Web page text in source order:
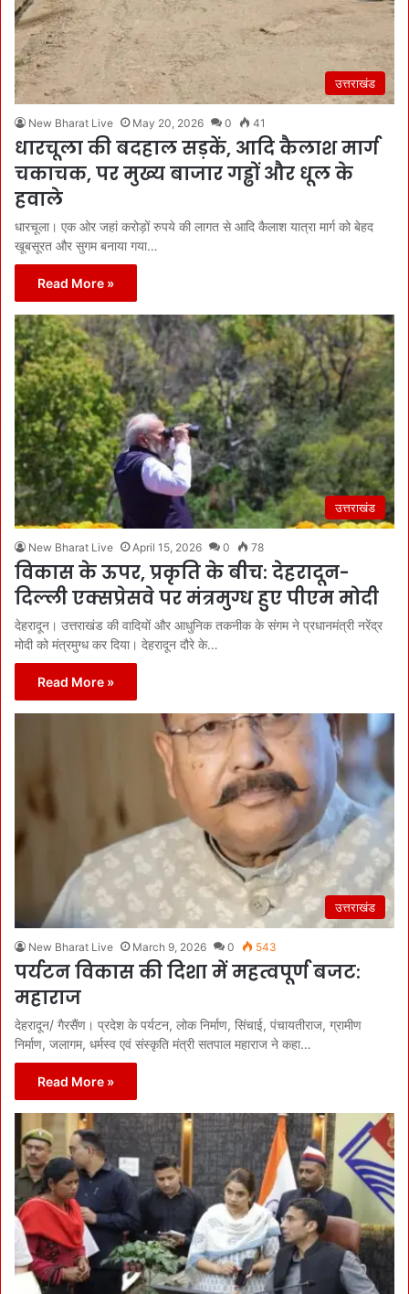
उत्तराखंड
New Bharat Live May 20, 2026 0 41
धारचूला की बदहाल सड़कें, आदि कैलाश मार्ग
चकाचक, पर मुख्य बाजार गड्ढों और धूल के
हवाले
धारचूला। एक ओर जहां करोड़ों रुपये की लागत से आदि कैलाश यात्रा मार्ग को बेहद
खूबसूरत और सुगम बनाया गया…
Read More »
उत्तराखंड
New Bharat Live April 15, 2026 0 78
विकास के ऊपर, प्रकृति के बीच: देहरादून-
दिल्ली एक्सप्रेसवे पर मंत्रमुग्ध हुए पीएम मोदी
देहरादून। उत्तराखंड की वादियों और आधुनिक तकनीक के संगम ने प्रधानमंत्री नरेंद्र
मोदी को मंत्रमुग्ध कर दिया। देहरादून दौरे के…
Read More »
उत्तराखंड
New Bharat Live March 9, 2026 0 543
पर्यटन विकास की दिशा में महत्वपूर्ण बजट:
महाराज
देहरादून/ गैरसैंण। प्रदेश के पर्यटन, लोक निर्माण, सिंचाई, पंचायतीराज, ग्रामीण
निर्माण, जलागम, धर्मस्व एवं संस्कृति मंत्री सतपाल महाराज ने कहा…
Read More »